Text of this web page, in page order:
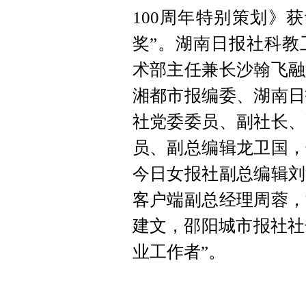
100周年特别策划》
奖”。湖南日报社科
术部主任兼长沙翰飞
湘都市报编委、湖南
社党委委员、副社长
员、副总编辑龙卫国
今日女报社副总编辑
客户端副总经理周蓉
建文，邵阳城市报社
业工作者”。